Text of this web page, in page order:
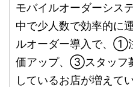
モバイルオーダーシス
中で少人数で効率的に
ルオーダー導入で、
価アップ、③スタッフ
しているお店が増えて